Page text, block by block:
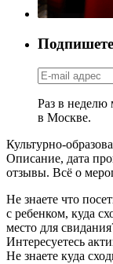
Раз в неделю
в Москве.
Культурно-
Описание, дата
отзывы. Всё о
Не знаете что
с ребенком, куда
место для
Интересуетесь
Не знаете куда